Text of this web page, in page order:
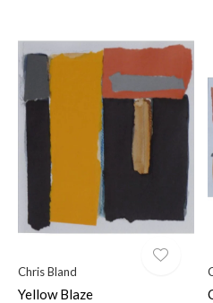
Chris Bland
Yellow Blaze